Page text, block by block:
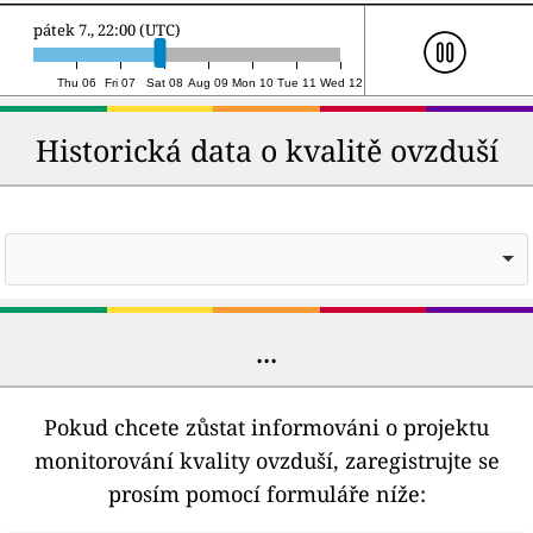
Thu 06 Fri 07 Sat 08 Aug 09 Mon 10 Tue 11 Wed 12
sobota 8., 16:00 (UTC)
Historická data o kvalitě ovzduší
...
Pokud chcete zůstat informováni o projektu
monitorování kvality ovzduší, zaregistrujte se
prosím pomocí formuláře níže: